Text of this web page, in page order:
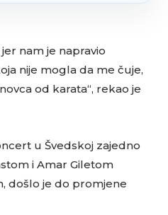
nam je napravio
nije mogla da me čuje,
od karata“, rekao je
u Švedskoj zajedno
i Amar Giletom
došlo je do promjene